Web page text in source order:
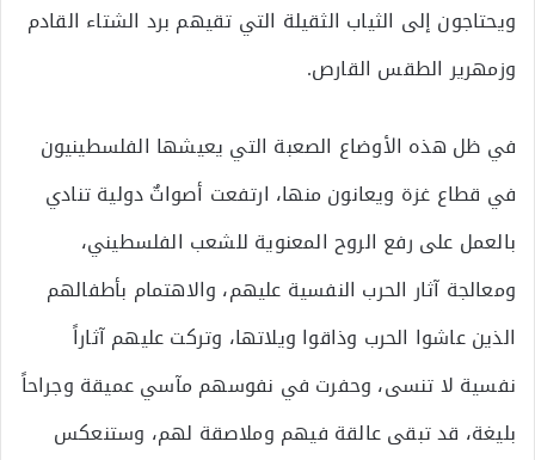
ويحتاجون إلى الثياب الثقيلة التي تقيهم برد الشتاء القادم
وزمهرير الطقس القارص.
في ظل هذه الأوضاع الصعبة التي يعيشها الفلسطينيون
في قطاع غزة ويعانون منها، ارتفعت أصواتٌ دولية تنادي
بالعمل على رفع الروح المعنوية للشعب الفلسطيني،
ومعالجة آثار الحرب النفسية عليهم، والاهتمام بأطفالهم
الذين عاشوا الحرب وذاقوا ويلاتها، وتركت عليهم آثاراً
نفسية لا تنسى، وحفرت في نفوسهم مآسي عميقة وجراحاً
بليغة، قد تبقى عالقة فيهم وملاصقة لهم، وستنعكس